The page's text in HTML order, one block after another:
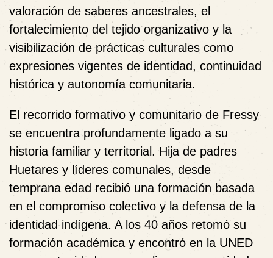
valoración de saberes ancestrales, el
fortalecimiento del tejido organizativo y la
visibilización de prácticas culturales como
expresiones vigentes de identidad, continuidad
histórica y autonomía comunitaria.
El recorrido formativo y comunitario de Fressy
se encuentra profundamente ligado a su
historia familiar y territorial. Hija de padres
Huetares y líderes comunales, desde
temprana edad recibió una formación basada
en el compromiso colectivo y la defensa de la
identidad indígena. A los 40 años retomó su
formación académica y encontró en la UNED